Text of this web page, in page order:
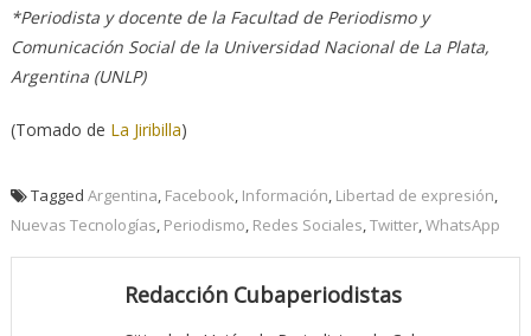
*Periodista y docente de la Facultad de Periodismo y
Comunicación Social de la Universidad Nacional de La Plata,
Argentina (UNLP)
(Tomado de La Jiribilla)
Tagged Argentina Facebook Información Libertad de expresión
Nuevas Tecnologías Periodismo Redes Sociales Twitter, WhatsApp
Redacción Cubaperiodistas